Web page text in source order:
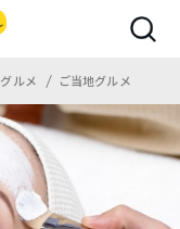
グルメ ご当地グルメ